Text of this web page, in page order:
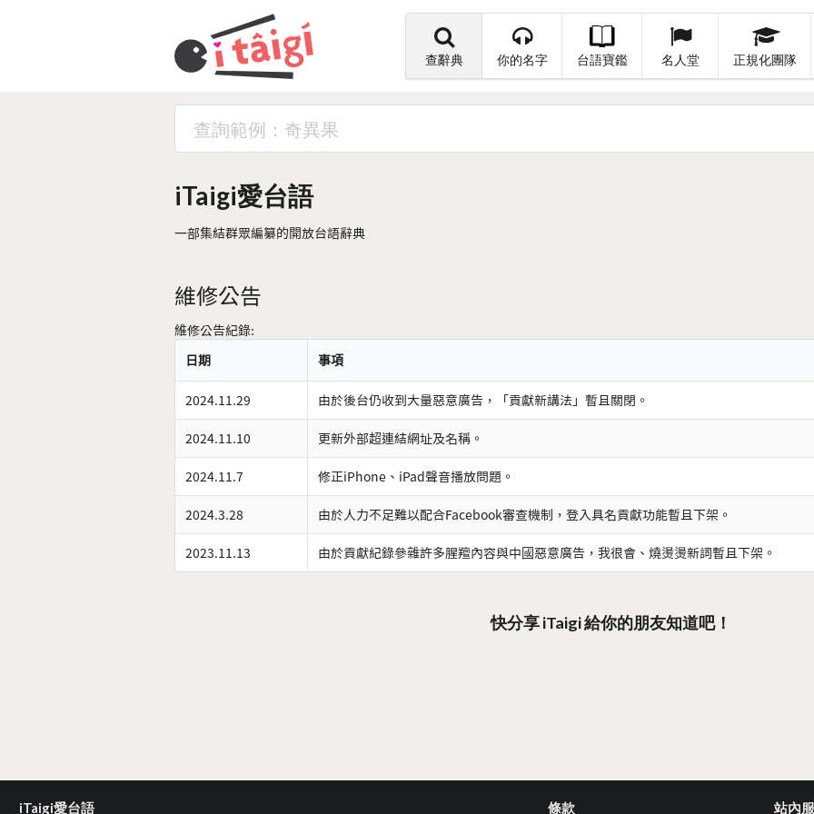
查辭典 你的名字 台語寶鑑 名人堂 正規化團隊
iTaigi愛台語
一部集結群眾編纂的開放台語辭典
維修公告
維修公告紀錄:
日期
事項
2024.11.29 由於後台仍收到大量惡意廣告，「貢獻新講法」暫且關閉。
2024.11.10 更新外部超連結網址及名稱。
2024.11.7 修正iPhone、iPad聲音播放問題。
2024.3.28 由於人力不足難以配合Facebook審查機制，登入具名貢獻功能暫且下架。
2023.11.13 由於貢獻紀錄參雜許多腥羶內容與中國惡意廣告，我很會、燒燙燙新詞暫且下架。
快分享 iTaigi 給你的朋友知道吧！
iTaigi愛台語 條款 站內